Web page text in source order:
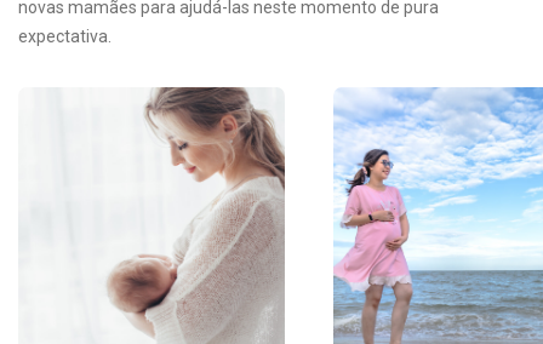
novas mamães para ajudá-las neste momento de pura
expectativa.